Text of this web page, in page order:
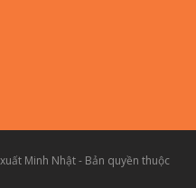
Minh Nhật - Bản quyền thuộc